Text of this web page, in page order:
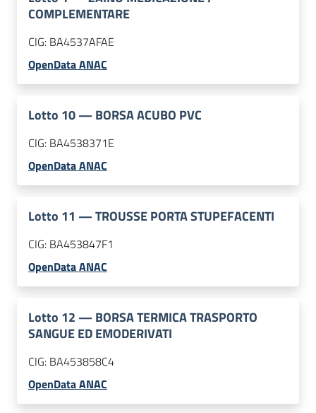
COMPLEMENTARE
CIG: BA4537AFAE
OpenData ANAC
Lotto 10— BORSA ACUBO PVC
CIG: BA4538371E
OpenData ANAC
Lotto 11 —TROUSSE PORTA STUPEFACENTI
CIG: BA453847F1
OpenData ANAC
Lotto 12 — BORSA TERMICA TRASPORTO
SANGUE ED EMODERIVATI
CIG: BA453858C4
OpenData ANAC